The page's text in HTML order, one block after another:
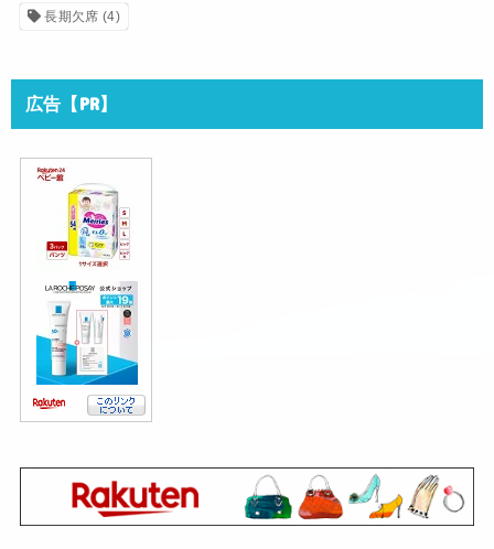
長期欠席 (4)
広告【PR】